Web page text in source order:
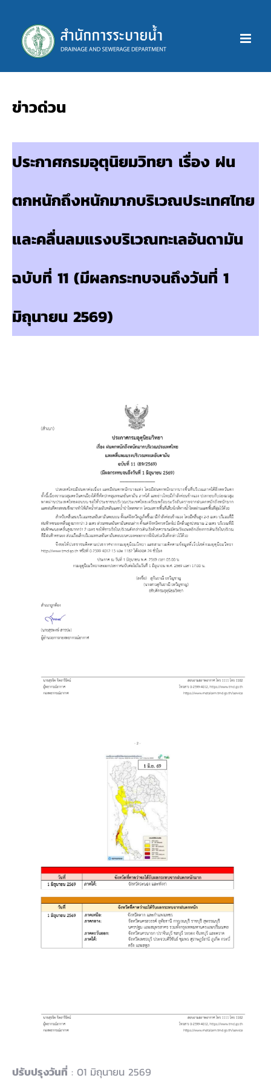
content
ข่าวด่วน
ประกาศกรมอุตุนิยมวิทยา เรื่อง ฝน
ตกหนักถึงหนักมากบริเวณประเทศไทย
และคลื่นลมแรงบริเวณทะเลอันดามัน
ฉบับที่ 11 (มีผลกระทบจนถึงวันที่ 1
มิถุนายน 2569)
ปรับปรุงวันที่ : 01 มิถุนายน 2569